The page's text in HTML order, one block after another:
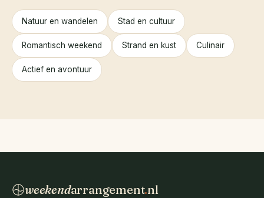
Natuur en wandelen Stad en cultuur
Romantisch weekend Strand en kust Culinair
Actief en avontuur
weekendarrangement.nl